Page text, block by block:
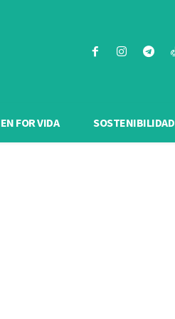
FOR VIDA SOSTENIBILIDAD